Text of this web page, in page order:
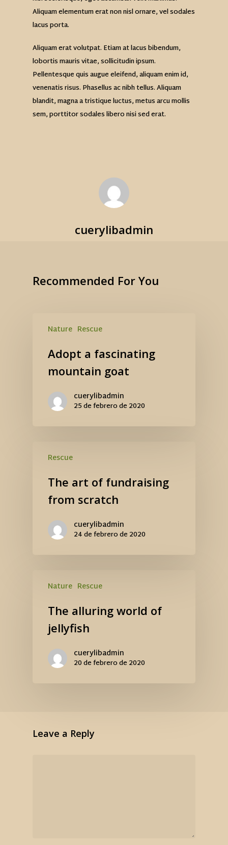
Aliquam elementum erat non nisl ornare, vel sodales
lacus porta.
Aliquam erat volutpat. Etiam at lacus bibendum,
lobortis mauris vitae, sollicitudin ipsum.
Pellentesque quis augue eleifend, aliquam enim id,
venenatis risus. Phasellus ac nibh tellus. Aliquam
blandit, magna a tristique luctus, metus arcu mollis
sem, porttitor sodales libero nisi sed erat.
cuerylibadmin
Recommended For You
Nature Rescue
Adopt a fascinating
mountain goat
cuerylibadmin
25 de febrero de 2020
Rescue
The art of fundraising
from scratch
cuerylibadmin
24 de febrero de 2020
Nature Rescue
The alluring world of
jellyfish
cuerylibadmin
20 de febrero de 2020
Leave a Reply